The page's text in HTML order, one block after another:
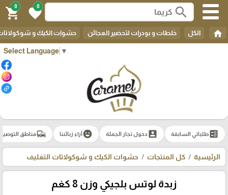
Select Language ▼
search
0
favorite
0
shopping_cart
home الكل خلطات و بودرات لتحضير العجائن حشوات الكيك و
ballotطلباتي السابقة account_box دخول تجار الجملة emoji_emotionsآراء زبائننا commuteمناطق
الرئيسية كل المنتجات حشوات الكيك و شوكولاتات التغليف
زبدة لوتس بلجيكي وزن 8 كغم